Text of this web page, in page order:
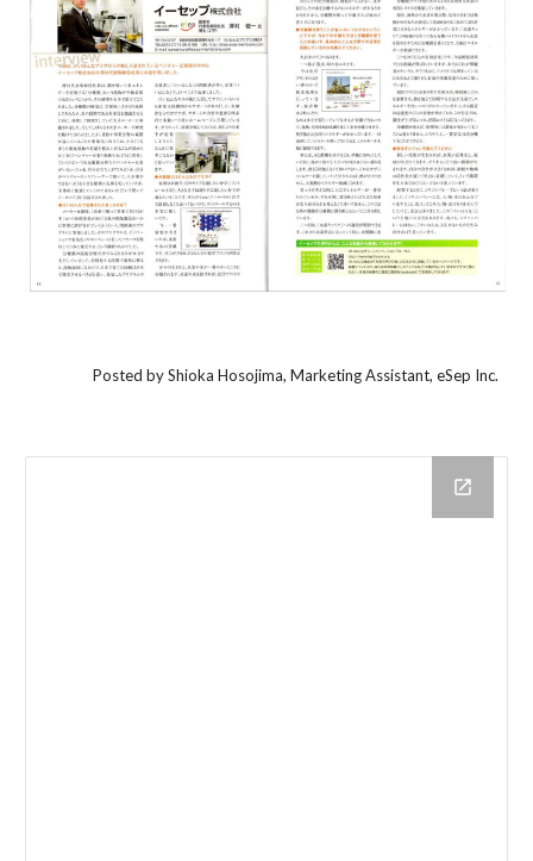
Posted by Shioka Hosojima, Marketing Assistant, eSep Inc.